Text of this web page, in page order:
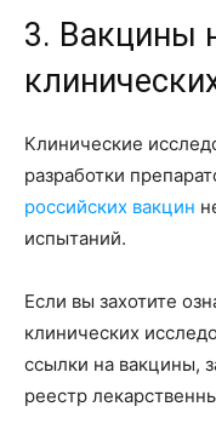
3. Вакцины
Клинические
разработки
российских вакцин
испытаний.
Если вы захотите
клинических
ссылки на вакцины,
реестр